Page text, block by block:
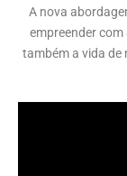
A nova
empreender
também a vida de